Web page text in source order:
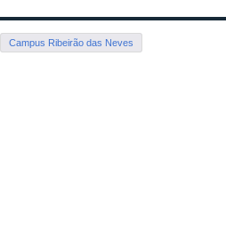
Campus Ribeirão das Neves